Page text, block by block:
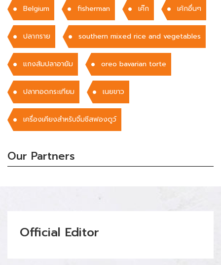
Belgium fisherman เค๊ก เค้กอื่นๆ
ปลากราย southern mixed rice and vegetables
แกงส้มปลาอายัม oreo bavarian torte
ปลาทอดกระเทียม เนยขาว
เครื่องเคียงสำหรับจิ้มชีสฟองดูว์
Our Partners
Official Editor